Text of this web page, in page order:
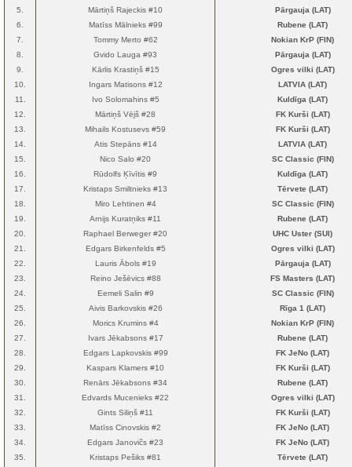
5.
Mārtiņš Rajeckis #10
Pārgauja (LAT)
6.
Matīss Mālnieks #99
Rubene (LAT)
7.
Tommy Merto #62
Nokian KrP (FIN)
8.
Gvido Lauga #93
Pārgauja (LAT)
9.
Kārlis Krastiņš #15
Ogres vilki (LAT)
10.
Ingars Matisons #12
LATVIA (LAT)
11.
Ivo Solomahins #5
Kuldīga (LAT)
12.
Mārtiņš Vējš #28
FK Kurši (LAT)
13.
Mihails Kostusevs #59
FK Kurši (LAT)
14.
Atis Stepāns #14
LATVIA (LAT)
15.
Nico Salo #20
SC Classic (FIN)
16.
Rūdolfs Ķīvītis #9
Kuldīga (LAT)
17.
Kristaps Smiltnieks #13
Tērvete (LAT)
18.
Miro Lehtinen #4
SC Classic (FIN)
19.
Arnijs Kuratņiks #11
Rubene (LAT)
20.
Raphael Berweger #20
UHC Uster (SUI)
21.
Edgars Birkenfelds #5
Ogres vilki (LAT)
22.
Lauris Ābols #19
Pārgauja (LAT)
23.
Reino Ješēvics #88
FS Masters (LAT)
24.
Eemeli Salin #9
SC Classic (FIN)
25.
Aivis Barkovskis #26
Rīga 1 (LAT)
26.
Morics Krumins #4
Nokian KrP (FIN)
27.
Ivars Jēkabsons #17
Rubene (LAT)
28.
Edgars Lapkovskis #99
FK JeNo (LAT)
29.
Kaspars Klamers #10
FK Kurši (LAT)
30.
Renārs Jēkabsons #34
Rubene (LAT)
31.
Edvards Mucenieks #22
Ogres vilki (LAT)
32.
Gints Siliņš #11
FK Kurši (LAT)
33.
Matīss Cinovskis #2
FK JeNo (LAT)
34.
Edgars Janovičs #23
FK JeNo (LAT)
35.
Kristaps Pešiks #81
Tērvete (LAT)